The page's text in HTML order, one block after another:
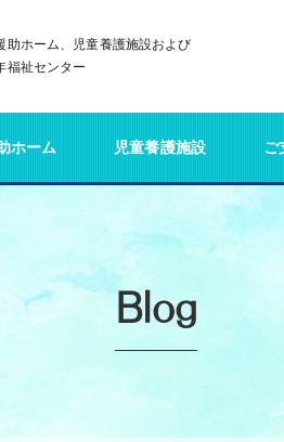
助ホーム、児童養護施設および
福祉センター
ホーム 児童養護施設 ご
Blog